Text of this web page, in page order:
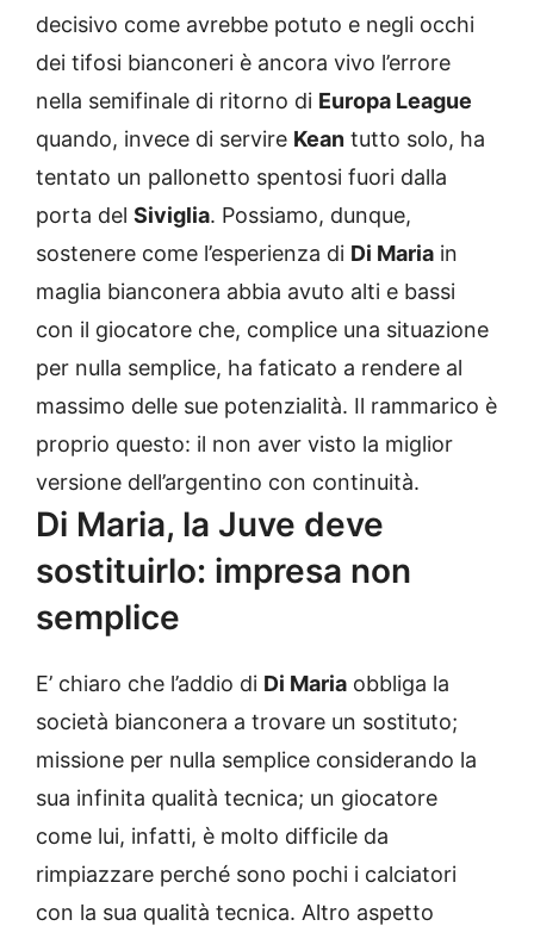
decisivo come avrebbe potuto e negli occhi
dei tifosi bianconeri è ancora vivo l’errore
nella semifinale di ritorno di Europa League
quando, invece di servire Kean tutto solo, ha
tentato un pallonetto spentosi fuori dalla
porta del Siviglia. Possiamo, dunque,
sostenere come l’esperienza di Di Maria in
maglia bianconera abbia avuto alti e bassi
con il giocatore che, complice una situazione
per nulla semplice, ha faticato a rendere al
massimo delle sue potenzialità. Il rammarico è
proprio questo: il non aver visto la miglior
versione dell’argentino con continuità.
Di Maria, la Juve deve
sostituirlo: impresa non
semplice
E’ chiaro che l’addio di Di Maria obbliga la
società bianconera a trovare un sostituto;
missione per nulla semplice considerando la
sua infinita qualità tecnica; un giocatore
come lui, infatti, è molto difficile da
rimpiazzare perché sono pochi i calciatori
con la sua qualità tecnica. Altro aspetto